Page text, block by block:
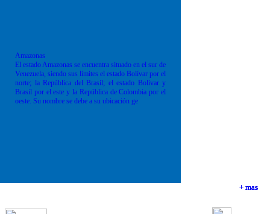
+ mas
+ mas
+ mas
Amazonas
El estado Amazonas se encuentra situado en el sur de
Venezuela, siendo sus límites el estado Bolívar por el
norte; la República del Brasil; el estado Bolívar y
Brasil por el este y la República de Colombia por el
oeste. Su nombre se debe a su ubicación ge
+ mas